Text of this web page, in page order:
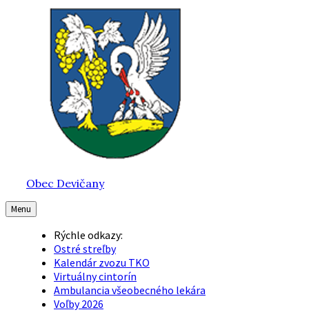
Obec Devičany
Menu
Rýchle odkazy:
Ostré streľby
Kalendár zvozu TKO
Virtuálny cintorín
Ambulancia všeobecného lekára
Voľby 2026